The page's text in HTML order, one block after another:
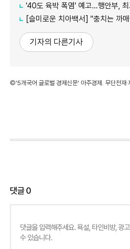
'40도 육박 폭염' 예고…행안부, 최
[슬미로운 치아백서] "충치는 까
기자의 다른기사
©'5개국어 글로벌 경제신문' 아주경제. 무단전재·
댓글0